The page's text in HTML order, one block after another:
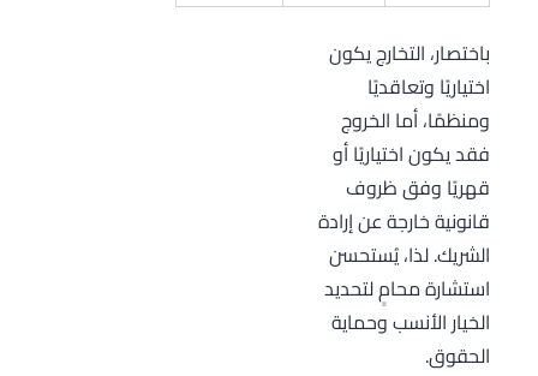
باختصار، التخارج يكون
اختياريًا وتعاقديًا
ومنظمًا، أما الخروج
فقد يكون اختياريًا أو
قهريًا وفق ظروف
قانونية خارجة عن إرادة
الشريك. لذا، يُستحسن
استشارة محامٍ لتحديد
الخيار الأنسب وحماية
الحقوق.